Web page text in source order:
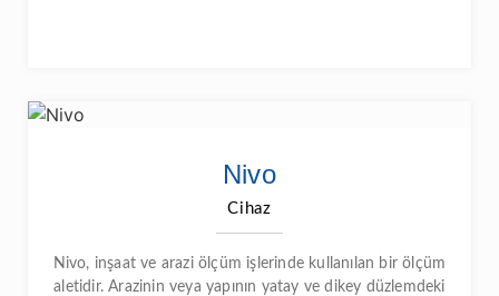
Nivo
Cihaz
Nivo, inşaat ve arazi ölçüm işlerinde kullanılan bir ölçüm
aletidir. Arazinin veya yapının yatay ve dikey düzlemdeki